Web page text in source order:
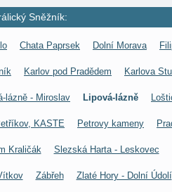
Sněžník:
Chata Paprsek Dolní Morava
Karlov pod Pradědem Karlova
lázně - Miroslav Lipová-lázně
KASTE Petrovy kameny
Kraličák Slezská Harta - Leskovec
Zábřeh Zlaté Hory - Dolní Údolí